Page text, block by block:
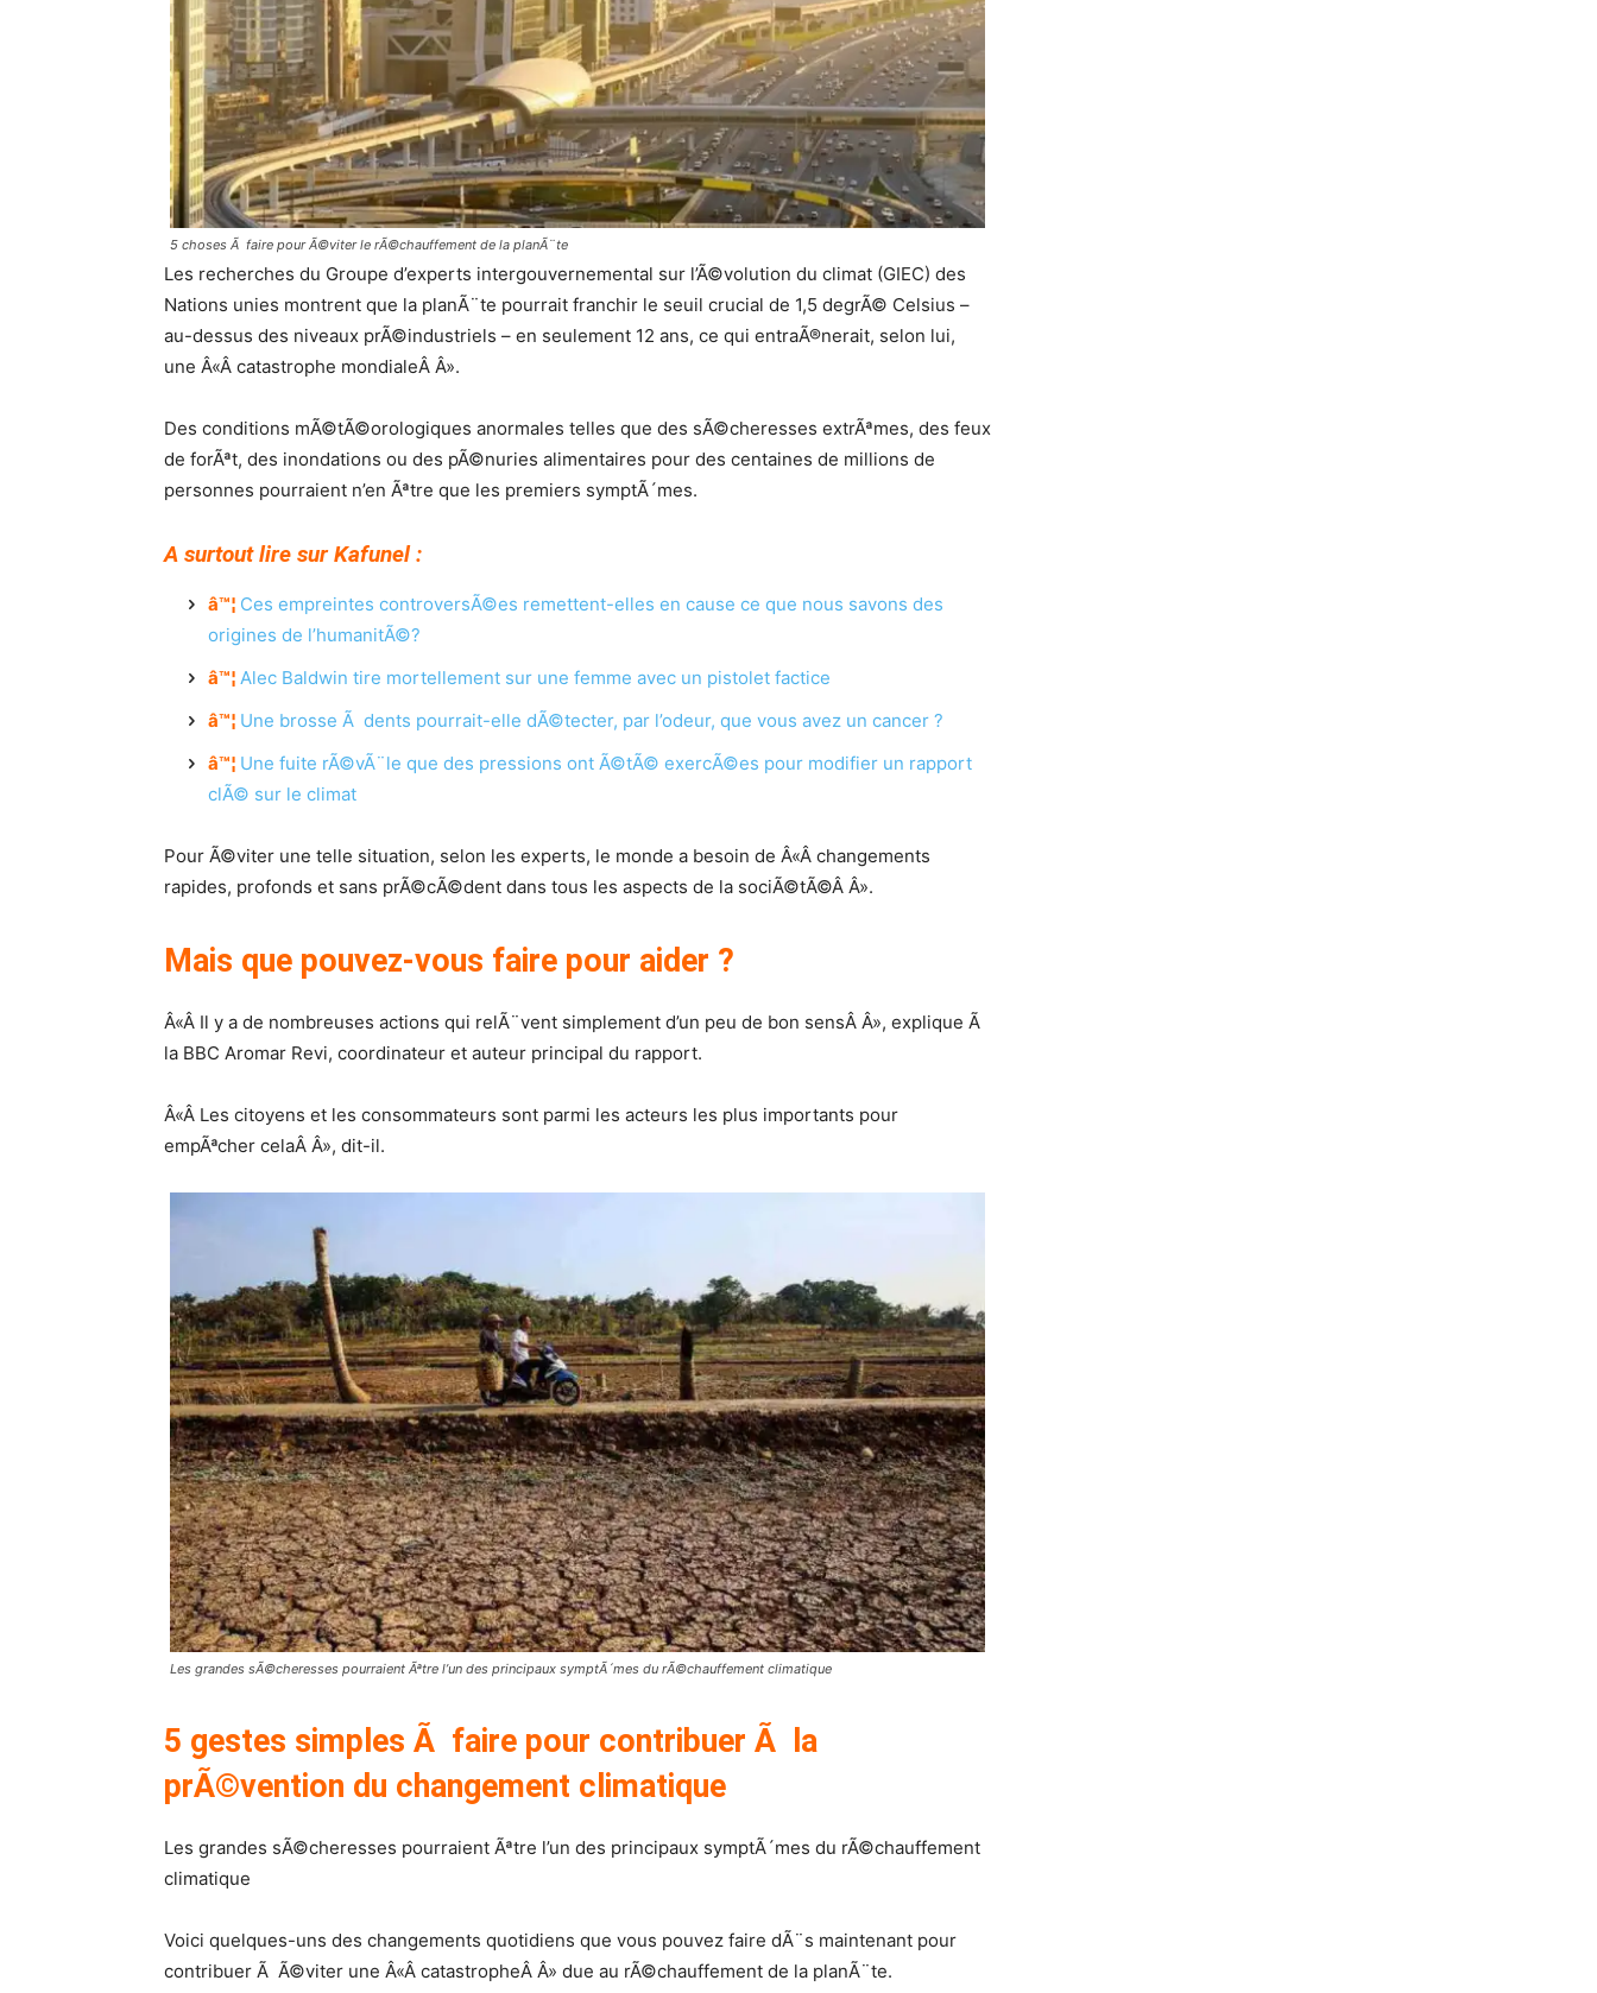
5 choses Ã faire pour Ã©viter le rÃ©chauffement de la planÃ¨te
Les recherches du Groupe d’experts intergouvernemental sur l’Ã©volution du climat (GIEC) des
Nations unies montrent que la planÃ¨te pourrait franchir le seuil crucial de 1,5 degrÃ© Celsius –
au-dessus des niveaux prÃ©industriels – en seulement 12 ans, ce qui entraÃ®nerait, selon lui,
une Â«Â catastrophe mondialeÂ Â».
Des conditions mÃ©tÃ©orologiques anormales telles que des sÃ©cheresses extrÃªmes, des feux
de forÃªt, des inondations ou des pÃ©nuries alimentaires pour des centaines de millions de
personnes pourraient n’en Ãªtre que les premiers symptÃ´mes.
A surtout lire sur Kafunel :
â™¦ Ces empreintes controversÃ©es remettent-elles en cause ce que nous savons des
origines de l’humanitÃ©?
â™¦ Alec Baldwin tire mortellement sur une femme avec un pistolet factice
â™¦ Une brosse Ã dents pourrait-elle dÃ©tecter, par l’odeur, que vous avez un cancer ?
â™¦ Une fuite rÃ©vÃ¨le que des pressions ont Ã©tÃ© exercÃ©es pour modifier un rapport
clÃ© sur le climat
Pour Ã©viter une telle situation, selon les experts, le monde a besoin de Â«Â changements
rapides, profonds et sans prÃ©cÃ©dent dans tous les aspects de la sociÃ©tÃ©Â Â».
Mais que pouvez-vous faire pour aider ?
Â«Â Il y a de nombreuses actions qui relÃ¨vent simplement d’un peu de bon sensÂ Â», explique Ã
la BBC Aromar Revi, coordinateur et auteur principal du rapport.
Â«Â Les citoyens et les consommateurs sont parmi les acteurs les plus importants pour
empÃªcher celaÂ Â», dit-il.
Les grandes sÃ©cheresses pourraient Ãªtre l’un des principaux symptÃ´mes du rÃ©chauffement climatique
5 gestes simples Ã faire pour contribuer Ã la
prÃ©vention du changement climatique
Les grandes sÃ©cheresses pourraient Ãªtre l’un des principaux symptÃ´mes du rÃ©chauffement
climatique
Voici quelques-uns des changements quotidiens que vous pouvez faire dÃ¨s maintenant pour
contribuer Ã Ã©viter une Â«Â catastropheÂ Â» due au rÃ©chauffement de la planÃ¨te.